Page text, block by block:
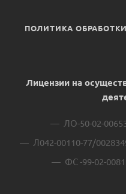
ПОЛИТИКА
Лицензии на
ЛО-50-02-
Л042-00110-77/
ФС -99-02-